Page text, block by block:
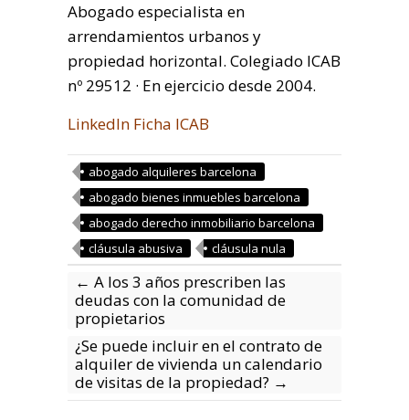
Abogado especialista en
arrendamientos urbanos y
propiedad horizontal. Colegiado ICAB
nº 29512 · En ejercicio desde 2004.
LinkedIn Ficha ICAB
abogado alquileres barcelona
abogado bienes inmuebles barcelona
abogado derecho inmobiliario barcelona
cláusula abusiva
cláusula nula
← A los 3 años prescriben las
deudas con la comunidad de
propietarios
¿Se puede incluir en el contrato de
alquiler de vivienda un calendario
de visitas de la propiedad? →